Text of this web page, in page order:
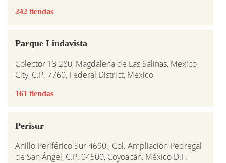
242 tiendas
Parque Lindavista
Colector 13 280, Magdalena de Las Salinas, Mexico
City, C.P. 7760, Federal District, Mexico
161 tiendas
Perisur
Anillo Periférico Sur 4690., Col. Ampliación Pedregal
de San Ángel, C.P. 04500, Coyoacán, México D.F.